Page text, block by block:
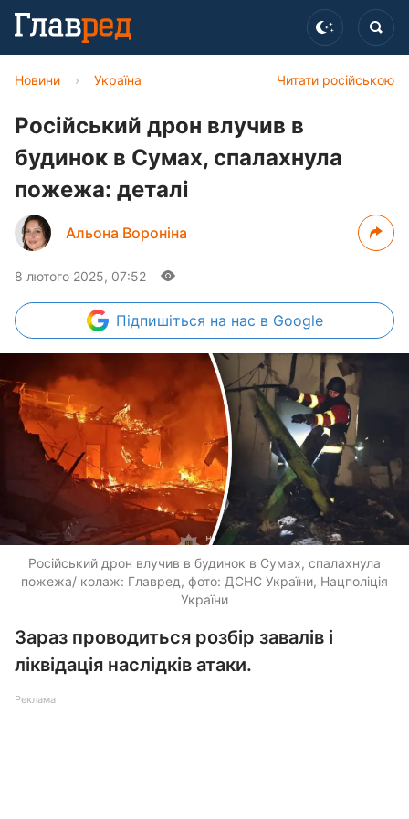
Читати російською
Новини › Україна
Російський дрон влучив в
будинок в Сумах, спалахнула
пожежа: деталі
Альона Вороніна
8 лютого 2025, 07:52
Підпишіться на нас в Google
Російський дрон влучив в будинок в Сумах, спалахнула
пожежа/ колаж: Главред, фото: ДСНС України, Нацполіція
України
Зараз проводиться розбір завалів і
ліквідація наслідків атаки.
Реклама